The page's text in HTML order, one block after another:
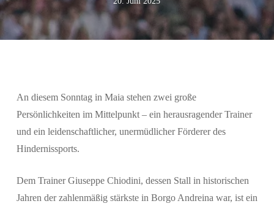
Suchen
An diesem Sonntag in Maia stehen zwei große
Persönlichkeiten im Mittelpunkt – ein herausragender Trainer
und ein leidenschaftlicher, unermüdlicher Förderer des
Hindernissports.
Dem Trainer Giuseppe Chiodini, dessen Stall in historischen
Jahren der zahlenmäßig stärkste in Borgo Andreina war, ist ein